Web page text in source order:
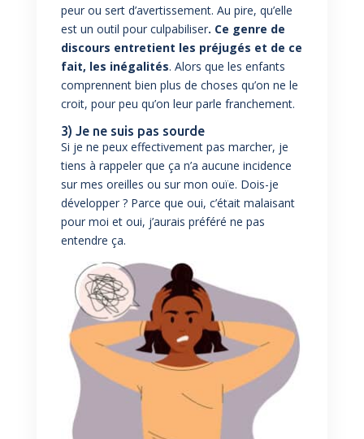
peur ou sert d’avertissement. Au pire, qu’elle
est un outil pour culpabiliser. Ce genre de
discours entretient les préjugés et de ce
fait, les inégalités. Alors que les enfants
comprennent bien plus de choses qu’on ne le
croit, pour peu qu’on leur parle franchement.
3) Je ne suis pas sourde
Si je ne peux effectivement pas marcher, je
tiens à rappeler que ça n’a aucune incidence
sur mes oreilles ou sur mon ouïe. Dois-je
développer ? Parce que oui, c’était malaisant
pour moi et oui, j’aurais préféré ne pas
entendre ça.